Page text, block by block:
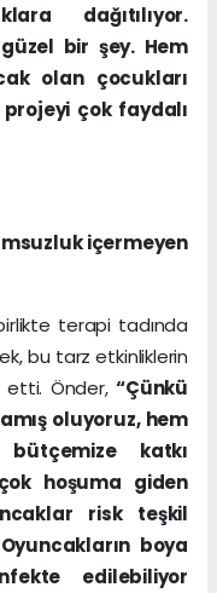
dağıtılıyor.
bir şey. Hem
olan çocukları
çok faydalı
içermeyen
terapi tadında
bu tarz etkinliklerin
etti. Önder,“Çünkü
oluyoruz, hem
katkı
hoşuma giden
risk teşkil
boya
edilebiliyor